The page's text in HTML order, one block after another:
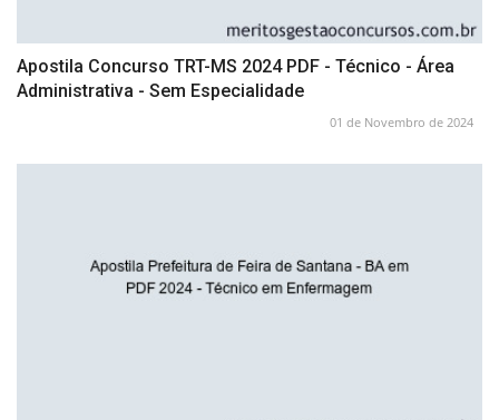
Apostila Concurso TRT-MS 2024 PDF - Técnico - Área
Administrativa - Sem Especialidade
01 de Novembro de 2024